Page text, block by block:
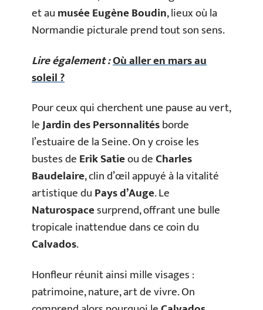
et aumusée Eugène Boudin, lieux où la
Normandie picturale prend tout son sens.
Lire également :Où aller en mars au
soleil ?
Pour ceux qui cherchent une pause au vert,
leJardin des Personnalitésborde
l’estuaire de la Seine. On y croise les
bustes deErik Satieou deCharles
Baudelaire, clin d’œil appuyé à la vitalité
artistique duPays d’Auge. Le
Naturospacesurprend, offrant une bulle
tropicale inattendue dans ce coin du
Calvados.
Honfleur réunit ainsi mille visages :
patrimoine, nature, art de vivre. On